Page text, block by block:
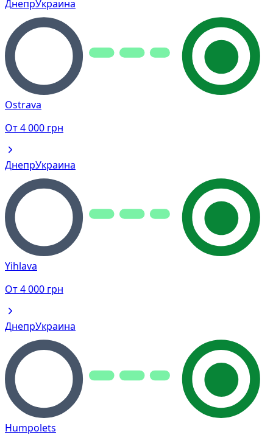
ДнепрУкраина
Ostrava
От4 000 грн
ДнепрУкраина
Yihlava
От4 000 грн
ДнепрУкраина
Humpolets